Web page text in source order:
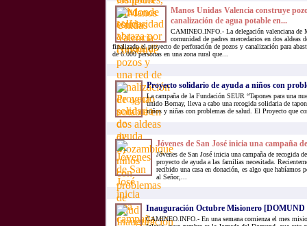
Manos Unidas Valencia construye
canalización de agua potable en...
CAMINEO.INFO.- La delegación valenciana de
comunidad de padres mercedarios en dos aldeas
finalizado el proyecto de perforación de pozos y canalización para
de 6.000 personas en una zona rural que...
Proyecto solidario de ayuda a niños con
La campaña de la Fundación SEUR “Tapones para una
unido Bornay, lleva a cabo una recogida solidaria de
niños y niñas con problemas de salud. El Proyecto que
Jóvenes de San José inicia una campaña
Jóvenes de San José inicia una campaña de recogida
proyecto de ayuda a las familias necesitada.
recibido una casa en donación, es algo que habíamos
al Señor,...
Inauguración Octubre Misionero [DOMUND
CAMINEO.INFO.- En una semana comienza el mes